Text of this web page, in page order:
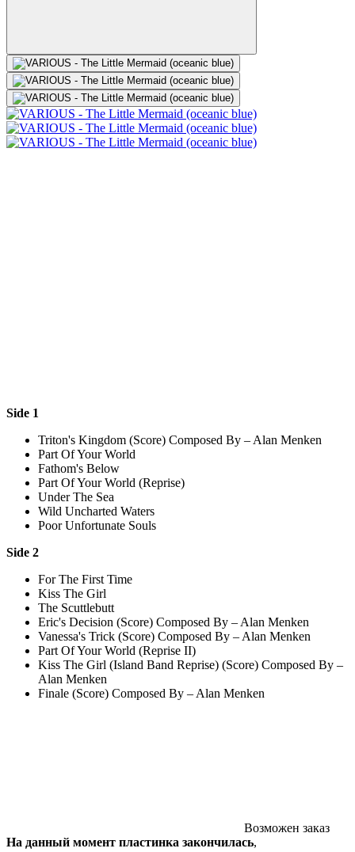
Side 1
Triton's Kingdom (Score) Composed By – Alan Menken
Part Of Your World
Fathom's Below
Part Of Your World (Reprise)
Under The Sea
Wild Uncharted Waters
Poor Unfortunate Souls
Side 2
For The First Time
Kiss The Girl
The Scuttlebutt
Eric's Decision (Score) Composed By – Alan Menken
Vanessa's Trick (Score) Composed By – Alan Menken
Part Of Your World (Reprise II)
Kiss The Girl (Island Band Reprise) (Score) Composed By –
Alan Menken
Finale (Score) Composed By – Alan Menken
Возможен заказ
На данный момент пластинка закончилась,